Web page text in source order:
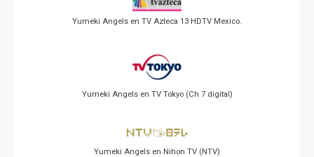
Yumeki Angels en TV Azteca 13 HDTV Mexico.
Yumeki Angels en TV Tokyo (Ch 7 digital)
Yumeki Angels en Nihon TV (NTV)